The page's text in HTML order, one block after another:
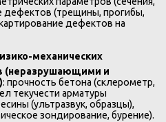
(трещины, прогибы,
дефектов на
механических
(неразрушающими и
: прочность бетона (склерометр,
текучести арматуры
(ультразвук, образцы),
зондирование, бурение).